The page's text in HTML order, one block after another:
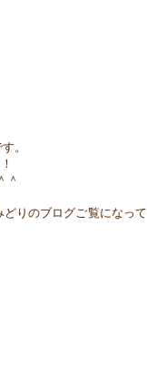
。
＾
りのブログご覧になって